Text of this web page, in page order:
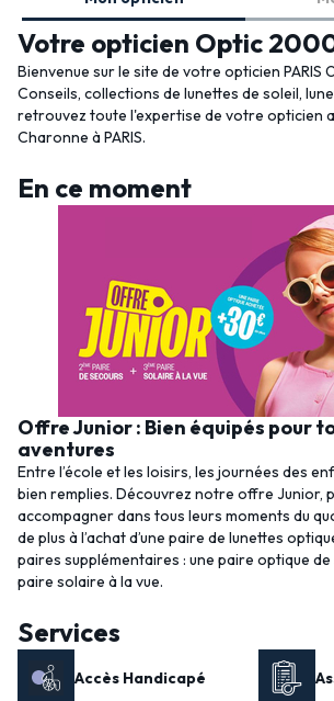
Votre opticien Optic
Bienvenue sur le site de votre opticien PARIS
Conseils, collections de lunettes de soleil,
retrouvez toute l'expertise de votre opticien
Charonne à PARIS.
En ce moment
Offre Junior : Bien équipés pour
aventures
Entre l’école et les loisirs, les journées des
bien remplies. Découvrez notre offre Junior,
accompagner dans tous leurs moments du
de plus à l’achat d’une paire de lunettes
paires supplémentaires : une paire optique
paire solaire à la vue.
Services
Accès Handicapé